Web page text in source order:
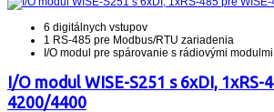
6 digitálnych vstupov
1 RS-485 pre Modbus/RTU zariadenia
I/O modul pre spárovanie s rádiovými
I/O modul WISE-S251 s 6xDI, 1xRS-
4200/4400